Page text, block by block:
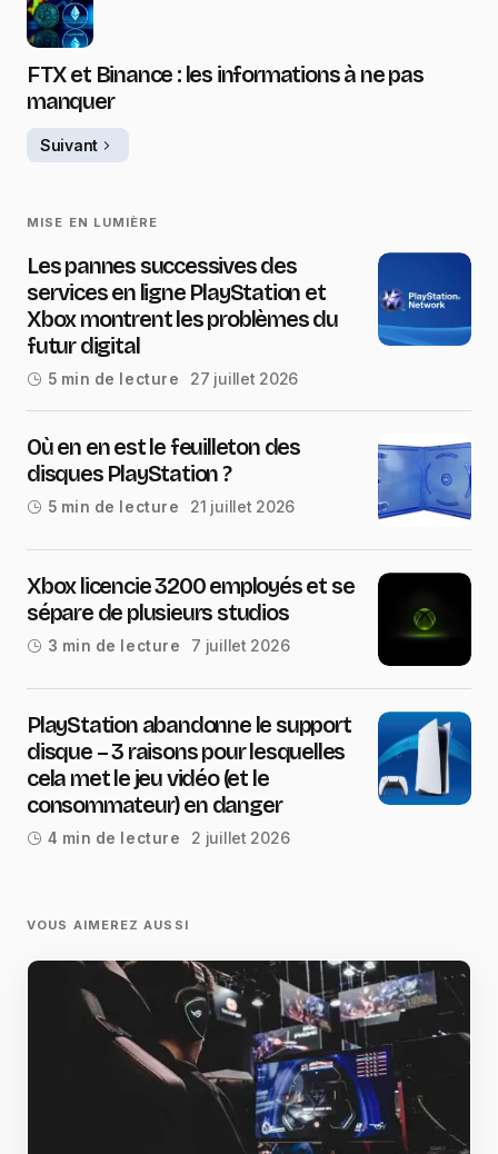
FTX et Binance : les informations à ne pas
manquer
Suivant
MISE EN LUMIÈRE
Les pannes successives des
services en ligne PlayStation et
Xbox montrent les problèmes du
futur digital
5 min de lecture 27 juillet 2026
Où en en est le feuilleton des
disques PlayStation ?
5 min de lecture 21 juillet 2026
Xbox licencie 3200 employés et se
sépare de plusieurs studios
3 min de lecture 7 juillet 2026
PlayStation abandonne le support
disque – 3 raisons pour lesquelles
cela met le jeu vidéo (et le
consommateur) en danger
4 min de lecture 2 juillet 2026
VOUS AIMEREZ AUSSI